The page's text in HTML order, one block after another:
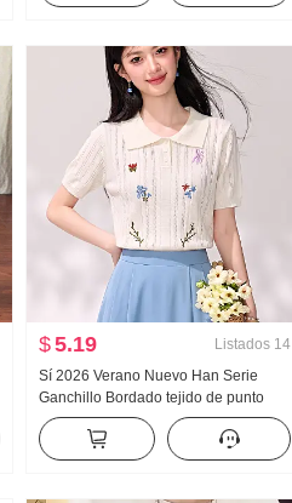
Nuevo
$5.19 Listados 14
Sí 2026 Verano Nuevo Han Serie
Ganchillo Bordado tejido de punto
Manga corta Camiseta Mujer Diseño
Sentido Nicho Corto Top